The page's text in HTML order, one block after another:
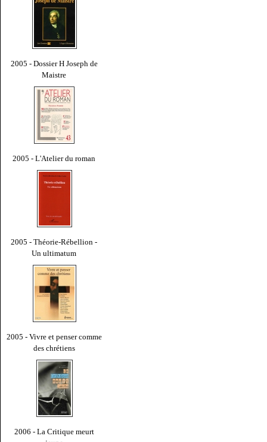
2005 - Dossier H Joseph de
Maistre
2005 - L'Atelier du roman
2005 - Théorie-Rébellion -
Un ultimatum
2005 - Vivre et penser comme
des chrétiens
2006 - La Critique meurt